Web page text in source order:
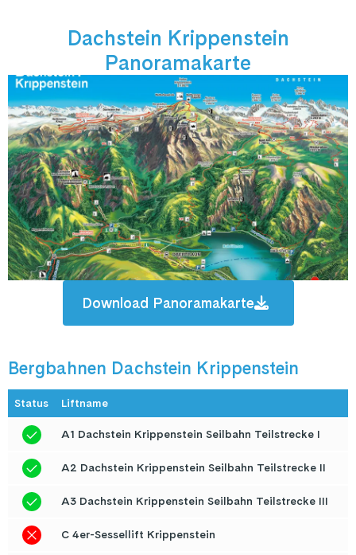
Dachstein Krippenstein
Panoramakarte
Download Panoramakarte
Bergbahnen Dachstein Krippenstein
Status Liftname
A1 Dachstein Krippenstein Seilbahn Teilstrecke I
A2 Dachstein Krippenstein Seilbahn Teilstrecke II
A3 Dachstein Krippenstein Seilbahn Teilstrecke III
C 4er-Sessellift Krippenstein